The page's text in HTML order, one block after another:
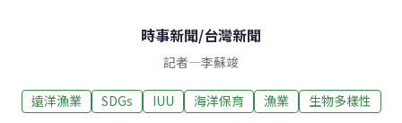
時事新聞/台灣新聞
記者—李蘇竣
遠洋漁業 SDGs IUU 海洋保育 漁業 生物多樣性